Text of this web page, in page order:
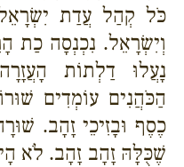
כֹּל קְהַל עֲדַת
וְיִשְׂרָאֵל. נִכְנְסָה כַת
נָעֲלוּ דַלְתוֹת
הַכֹּהֲנִים עוֹמְדִים
כֶסֶף וּבָזִיכֵי זָהָב.
שֶׁכֻּלָּהּ זָהָב זָהָב. לֹא